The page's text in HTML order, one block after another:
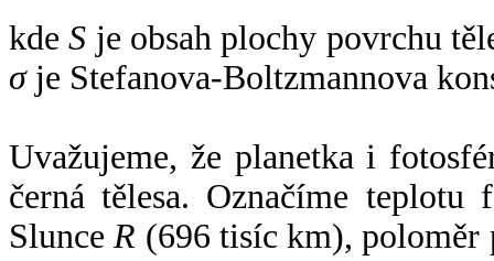
kdeS je obsah plochy povrchu
σje Stefanova-Boltzmannova
Uvažujeme, že planetka i
černá tělesa. Označíme
SlunceR (696 tisíc km),